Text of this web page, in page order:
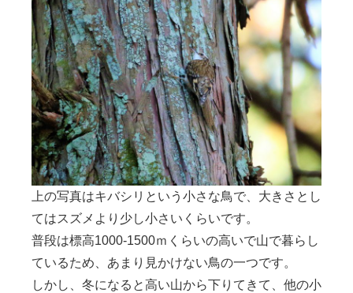
上の写真はキバシリという小さな鳥で、大きさとし
てはスズメより少し小さいくらいです。
普段は標高1000-1500ｍくらいの高いで山で暮らし
ているため、あまり見かけない鳥の一つです。
しかし、冬になると高い山から下りてきて、他の小